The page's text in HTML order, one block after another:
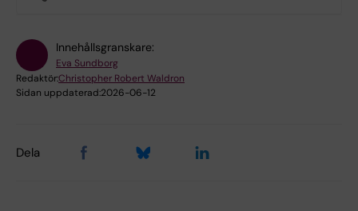
Innehållsgranskare:
Eva Sundborg
Redaktör:Christopher Robert Waldron
Sidan uppdaterad:2026-06-12
Dela